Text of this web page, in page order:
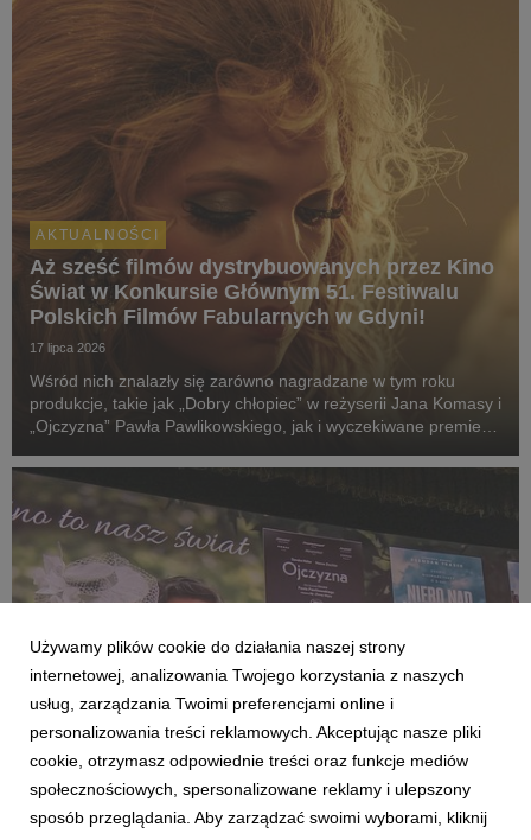
AKTUALNOŚCI
Aż sześć filmów dystrybuowanych przez Kino
Świat w Konkursie Głównym 51. Festiwalu
Polskich Filmów Fabularnych w Gdyni!
17 lipca 2026
Wśród nich znalazły się zarówno nagradzane w tym roku
produkcje, takie jak „Dobry chłopiec” w reżyserii Jana Komasy i
„Ojczyzna” Pawła Pawlikowskiego, jak i wyczekiwane premiery:
„Violetta Villas”.
AKTUALNOŚCI
KINO ŚWIAT na Forum Wokół Kina
Używamy plików cookie do działania naszej strony
internetowej, analizowania Twojego korzystania z naszych
usług, zarządzania Twoimi preferencjami online i
personalizowania treści reklamowych. Akceptując nasze pliki
cookie, otrzymasz odpowiednie treści oraz funkcje mediów
społecznościowych, spersonalizowane reklamy i ulepszony
sposób przeglądania. Aby zarządzać swoimi wyborami, kliknij